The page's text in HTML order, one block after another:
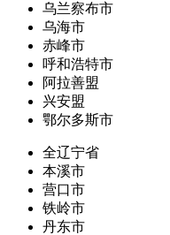
乌兰察布市
乌海市
赤峰市
呼和浩特市
阿拉善盟
兴安盟
鄂尔多斯市
全辽宁省
本溪市
营口市
铁岭市
丹东市